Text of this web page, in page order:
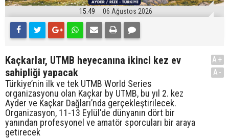
15:49 06 Ağustos 2026
Kaçkarlar, UTMB heyecanına ikinci kez ev
sahipliği yapacak
Türkiye’nin ilk ve tek UTMB World Series
organizasyonu olan Kaçkar by UTMB, bu yıl 2. kez
Ayder ve Kaçkar Dağları’nda gerçekleştirilecek.
Organizasyon, 11-13 Eylül'de dünyanın dört bir
yanından profesyonel ve amatör sporcuları bir araya
getirecek
A+
A-